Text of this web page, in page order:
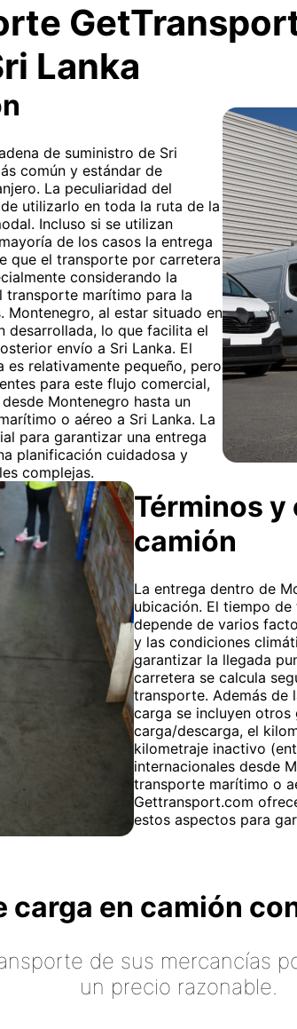
Lanka
de suministro de Sri
común y estándar de
La peculiaridad del
utilizarlo en toda la ruta de la
Incluso si se utilizan
de los casos la entrega
que el transporte por carretera
considerando la
transporte marítimo para la
al estar situado en
desarrollada, lo que facilita el
envío a Sri Lanka. El
relativamente pequeño, pero
para este flujo comercial,
Montenegro hasta un
o aéreo a Sri Lanka. La
para garantizar una entrega
planificación cuidadosa y
complejas.
Términos y
camión
La entrega dentro de
ubicación. El tiempo
depende de varios
y las condiciones
garantizar la llegada
carretera se calcula
transporte. Además
carga se incluyen
carga/descarga, el
kilometraje inactivo
internacionales desde
transporte marítimo o
Gettransport.com
estos aspectos para
carga en camión
de sus mercancías
un precio razonable.